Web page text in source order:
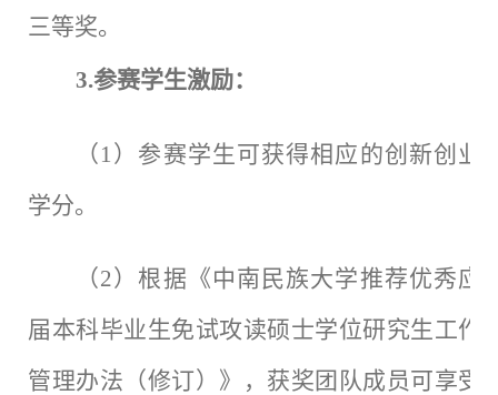
三等奖。
3.参赛学生激励：
（ 1）参赛学生可获得相应的创新创业
学分。
（2）根据《中南民族大学推荐优秀应
届本科毕业生免试攻读硕士学位研究生工作
管理办法（修订）》，获奖团队成员可享受